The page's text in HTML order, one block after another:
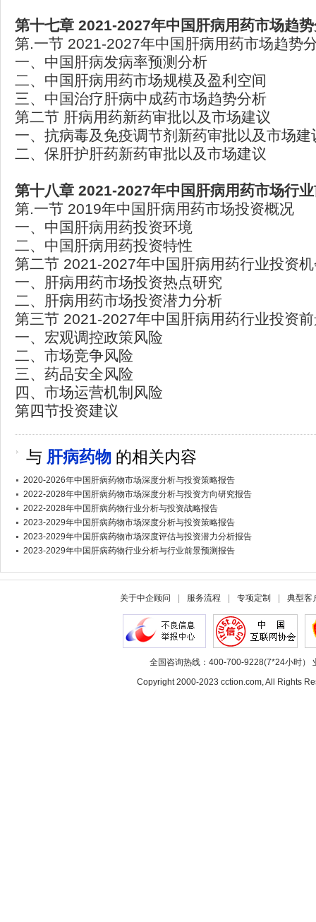
第十七章 2021-2027年中国肝病用药市场趋
第.一节 2021-2027年中国肝病用药市场趋势
一、中国肝病发病率预测分析
二、中国肝病用药市场规模及盈利空间
三、中国治疗肝病中成药市场趋势分析
第二节 肝病用药新药审批以及市场建议
一、抗病毒及免疫调节剂新药审批以及市场建
二、保肝护肝药新药审批以及市场建议
第十八章 2021-2027年中国肝病用药市场行
第.一节 2019年中国肝病用药市场投资概况
一、中国肝病用药投资环境
二、中国肝病用药投资特性
第二节 2021-2027年中国肝病用药行业投资
一、肝病用药市场投资热点研究
二、肝病用药市场投资潜力分析
第三节 2021-2027年中国肝病用药行业投资
一、宏观调控政策风险
二、市场竞争风险
三、药品安全风险
四、市场运营机制风险
第四节投资建议
与 肝病药物 的相关内容
2020-2026年中国肝病药物市场深度分析与投资策略报告
2022-2028年中国肝病药物市场深度分析与投资方向研究报告
2022-2028年中国肝病药物行业分析与投资战略报告
2023-2029年中国肝病药物市场深度分析与投资策略报告
2023-2029年中国肝病药物市场深度评估与投资潜力分析报告
2023-2029年中国肝病药物行业分析与行业前景预测报告
关于中企顾问 服务流程 专项定制 典型客
全国咨询热线：400-700-9228(7*24小时）
Copyright 2000-2023 cction.com, All Rights